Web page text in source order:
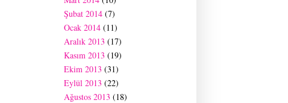
Şubat 2014 (7)
Ocak 2014 (11)
Aralık 2013 (17)
Kasım 2013 (19)
Ekim 2013 (31)
Eylül 2013 (22)
Ağustos 2013 (18)